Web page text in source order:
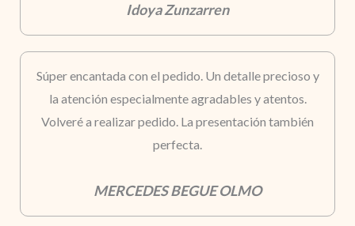
Idoya Zunzarren
Súper encantada con el pedido. Un detalle precioso y
la atención especialmente agradables y atentos.
Volveré a realizar pedido. La presentación también
perfecta.
MERCEDES BEGUE OLMO